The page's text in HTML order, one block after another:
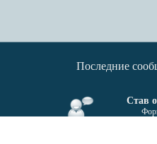
Последние
Став